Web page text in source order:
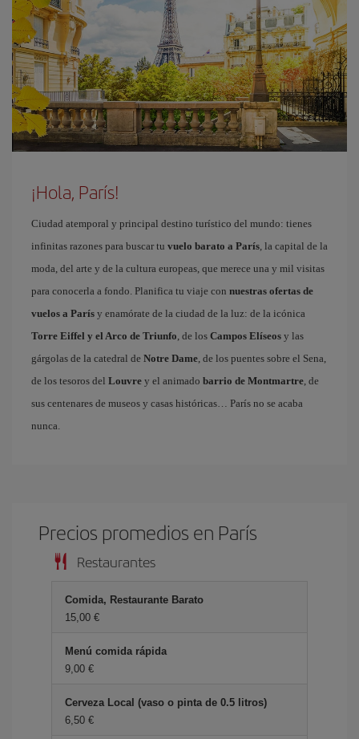
¡Hola, París!
Ciudad atemporal y principal destino turístico del mundo: tienes
infinitas razones para buscar tu vuelo barato a París, la capital de la
moda, del arte y de la cultura europeas, que merece una y mil visitas
para conocerla a fondo. Planifica tu viaje con nuestras ofertas de
vuelos a París y enamórate de la ciudad de la luz: de la icónica
Torre Eiffel y el Arco de Triunfo, de los Campos Elíseos y las
gárgolas de la catedral de Notre Dame, de los puentes sobre el Sena,
de los tesoros del Louvre y el animado barrio de Montmartre, de
sus centenares de museos y casas históricas… París no se acaba
nunca.
Precios promedios en París
Restaurantes
Comida, Restaurante Barato
15,00 €
Menú comida rápida
9,00 €
Cerveza Local (vaso o pinta de 0.5 litros)
6,50 €